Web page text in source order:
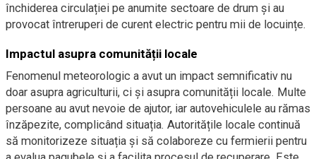
închiderea circulației pe anumite sectoare de drum și au
provocat întreruperi de curent electric pentru mii de locuințe.
Impactul asupra comunității locale
Fenomenul meteorologic a avut un impact semnificativ nu
doar asupra agriculturii, ci și asupra comunității locale. Multe
persoane au avut nevoie de ajutor, iar autovehiculele au rămas
înzăpezite, complicând situația. Autoritățile locale continuă
să monitorizeze situația și să colaboreze cu fermierii pentru